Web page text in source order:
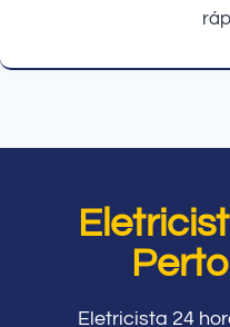
Eletricista 24